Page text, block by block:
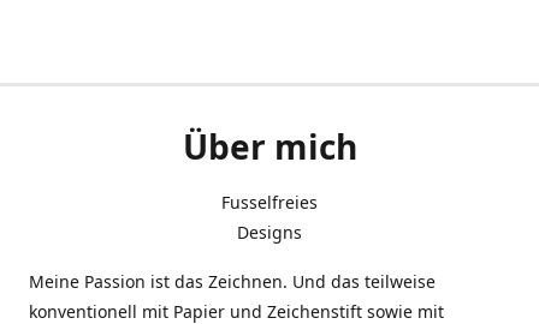
Über mich
Fusselfreies
Designs
Meine Passion ist das Zeichnen. Und das teilweise
konventionell mit Papier und Zeichenstift sowie mit